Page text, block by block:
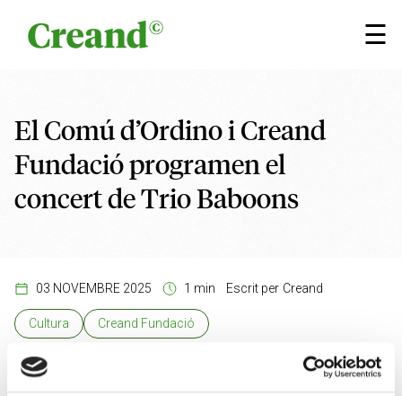
☰
×
El Comú d’Ordino i Creand
Fundació programen el
concert de Trio Baboons
03 NOVEMBRE 2025 1 min Escrit per Creand
Cultura Creand Fundació